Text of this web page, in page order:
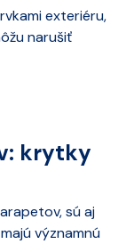
exteriéru,
narušiť
krytky
sú aj
významnú